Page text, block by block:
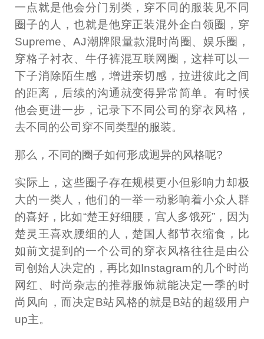
一点就是他会分门别类，穿不同的服装见不同
圈子的人，也就是他穿正装混外企白领圈，穿
Supreme、AJ潮牌限量款混时尚圈、娱乐圈，
穿格子衬衣、牛仔裤混互联网圈，这样可以一
下子消除陌生感，增进亲切感，拉进彼此之间
的距离，后续的沟通就变得异常简单。有时候
他会更进一步，记录下不同公司的穿衣风格，
去不同的公司穿不同类型的服装。
那么，不同的圈子如何形成迥异的风格呢?
实际上，这些圈子存在规模更小但影响力却极
大的一类人，他们的一举一动影响着小众人群
的喜好，比如“楚王好细腰，宫人多饿死”，因为
楚灵王喜欢腰细的人，楚国人都节衣缩食，比
如前文提到的一个公司的穿衣风格往往是由公
司创始人决定的，再比如Instagram的几个时尚
网红、时尚杂志的推荐服饰就能决定一季的时
尚风向，而决定B站风格的就是B站的超级用户
up主。